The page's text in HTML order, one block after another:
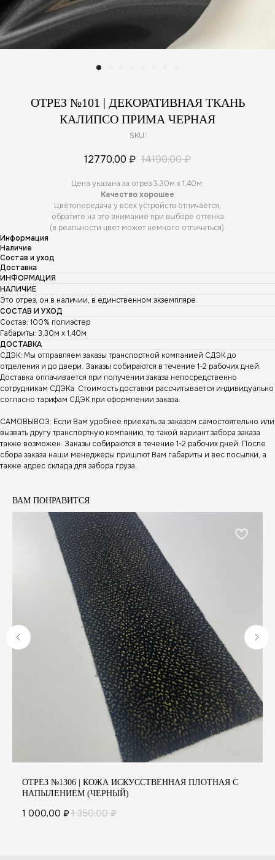
ОТРЕЗ №101 | ДЕКОРАТИВНАЯ ТКАНЬ
КАЛИПСО ПРИМА ЧЕРНАЯ
SKU:
12770,00 ₽ 14190,00₽
Цена указана за отрез 3,30м х 1,40м;
Качество хорошее
Цветопередача у всех устройств отличается,
обратите на это внимание при выборе оттенка
(в реальности цвет может немного отличаться).
Информация
Наличие
Состав и уход
Доставка
ИНФОРМАЦИЯ
НАЛИЧИЕ
Это отрез, он в наличии, в единственном экземпляре.
СОСТАВ И УХОД
Состав: 100% полиэстер
Габариты: 3,30м х 1,40м
ДОСТАВКА
СДЭК: Мы отправляем заказы транспортной компанией СДЭК до
отделения и до двери. Заказы собираются в течение 1-2 рабочих дней.
Доставка оплачивается при получении заказа непосредственно
сотрудникам СДЭКа. Стоимость доставки рассчитывается индивидуально
согласно тарифам СДЭК при оформлении заказа.
САМОВЫВОЗ: Если Вам удобнее приехать за заказом самостоятельно или
вызвать другу транспортную компанию, то такой вариант забора заказа
также возможен. Заказы собираются в течение 1-2 рабочих дней. После
сбора заказа наши менеджеры пришлют Вам габариты и вес посылки, а
также адрес склада для забора груза.
ВАМ ПОНРАВИТСЯ
ОТРЕЗ №1306 | КОЖА ИСКУССТВЕННАЯ ПЛОТНАЯ С
НАПЫЛЕНИЕМ (ЧЕРНЫЙ)
1 000,00 ₽ 1 350,00 ₽